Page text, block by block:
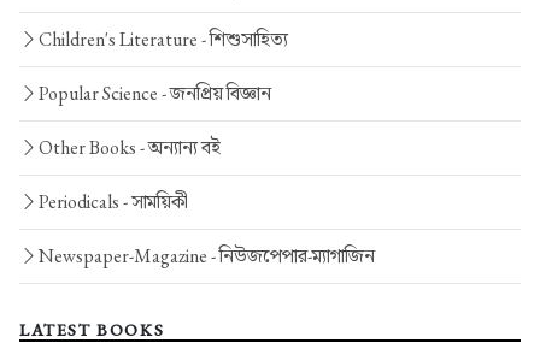
Children's Literature -শিশুসাহিত্য
Popular Science -জনপ্রিয় বিজ্ঞান
Other Books -অন্যান্য বই
Periodicals -সাময়িকী
Newspaper-Magazine -নিউজপেপার-ম্যাগাজিন
LATEST BOOKS